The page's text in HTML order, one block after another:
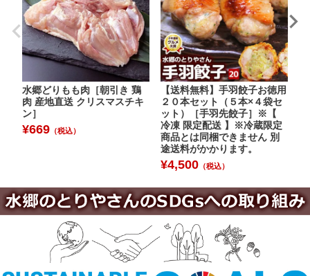
水郷どりもも肉［朝引き 鶏
肉 産地直送 クリスマスチキ
ン］
¥669 （税込）
【送料無料】手羽餃子お徳用
２０本セット（５本×４袋セ
ット）［手羽先餃子］※【
冷凍 限定配送 】※冷蔵限定
商品とは同梱できません 別
途送料がかかります。
¥4,500 （税込）